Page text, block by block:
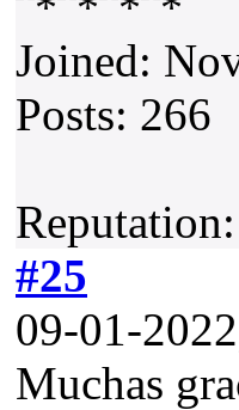
Joined:
Posts: 266
Reputation:
#25
09-01-
Muchas